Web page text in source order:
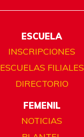
ESCUELA
INSCRIPCIONES
ESCUELAS FILIALES
DIRECTORIO
FEMENIL
NOTICIAS